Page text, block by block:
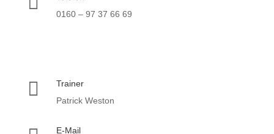
0160 – 97 37 66 69

Trainer
Patrick Weston
E-Mail